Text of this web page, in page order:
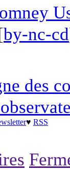
by-nc-cd
des
♥ RSS